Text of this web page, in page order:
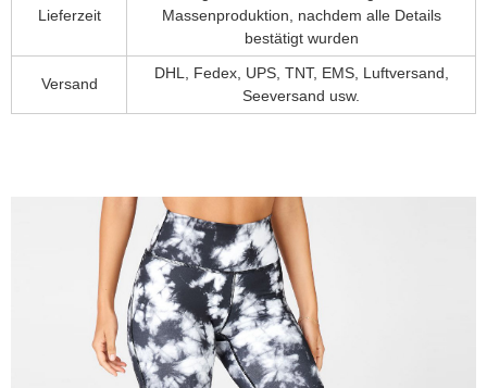
Lieferzeit
Massenproduktion, nachdem alle Details
bestätigt wurden
Versand
DHL, Fedex, UPS, TNT, EMS, Luftversand,
Seeversand usw.